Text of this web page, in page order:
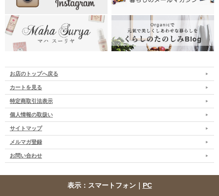
お店のトップへ戻る
カートを見る
特定商取引法表示
個人情報の取扱い
サイトマップ
メルマガ登録
お問い合わせ
表示：スマートフォン｜ PC